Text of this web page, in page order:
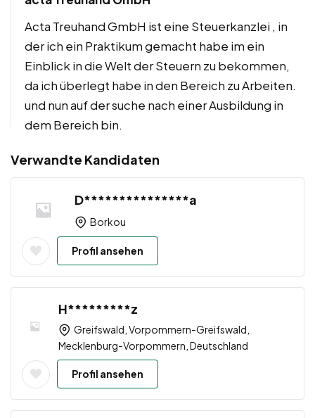
Acta Treuhand GmbH ist eine Steuerkanzlei , in
der ich ein Praktikum gemacht habe im ein
Einblick in die Welt der Steuern zu bekommen,
da ich überlegt habe in den Bereich zu Arbeiten.
und nun auf der suche nach einer Ausbildung in
dem Bereich bin.
Verwandte Kandidaten
D***************a
Borkou
Profil ansehen
H*********z
Greifswald, Vorpommern-Greifswald,
Mecklenburg-Vorpommern, Deutschland
Profil ansehen